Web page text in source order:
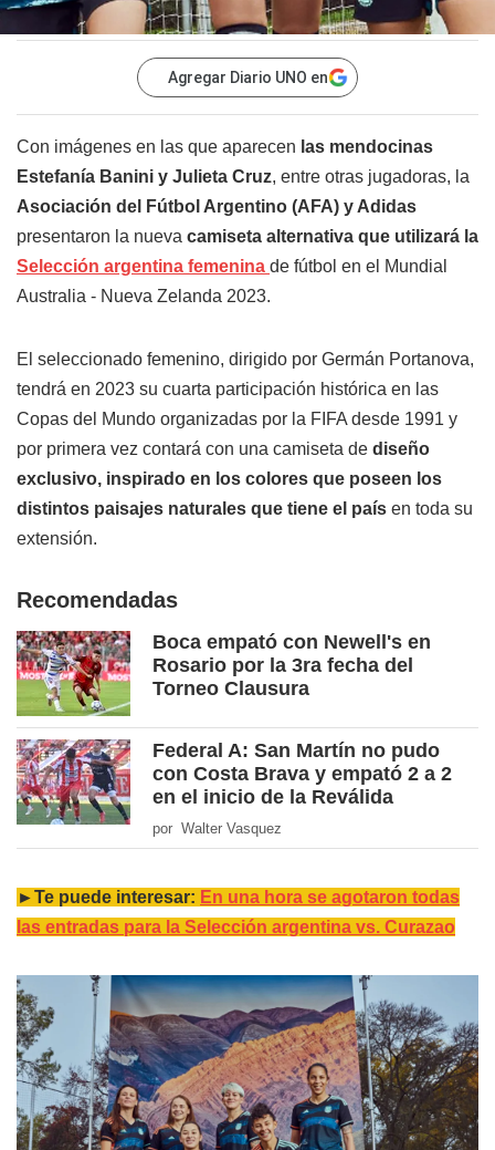
Agregar Diario UNO en
Con imágenes en las que aparecen las mendocinas
Estefanía Banini y Julieta Cruz, entre otras jugadoras, la
Asociación del Fútbol Argentino (AFA) y Adidas
presentaron la nueva camiseta alternativa que utilizará la
Selección argentina femenina de fútbol en el Mundial
Australia - Nueva Zelanda 2023.
El seleccionado femenino, dirigido por Germán Portanova,
tendrá en 2023 su cuarta participación histórica en las
Copas del Mundo organizadas por la FIFA desde 1991 y
por primera vez contará con una camiseta de diseño
exclusivo, inspirado en los colores que poseen los
distintos paisajes naturales que tiene el país en toda su
extensión.
Recomendadas
Boca empató con Newell's en
Rosario por la 3ra fecha del
Torneo Clausura
Federal A: San Martín no pudo
con Costa Brava y empató 2 a 2
en el inicio de la Reválida
por Walter Vasquez
►Te puede interesar: En una hora se agotaron todas
las entradas para la Selección argentina vs. Curazao